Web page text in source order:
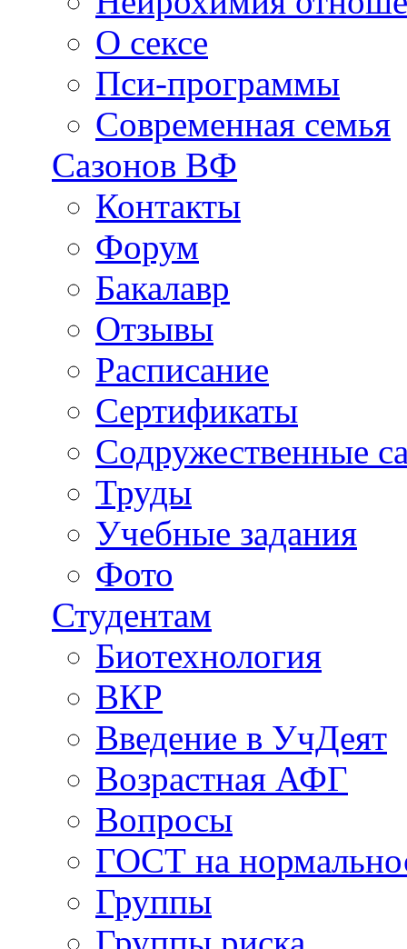
О сексе
Пси-программы
Современная семья
Сазонов ВФ
Контакты
Форум
Бакалавр
Отзывы
Расписание
Сертификаты
Содружественные
Труды
Учебные задания
Фото
Студентам
Биотехнология
ВКР
Введение в УчДеят
Возрастная АФГ
Вопросы
ГОСТ на
Группы